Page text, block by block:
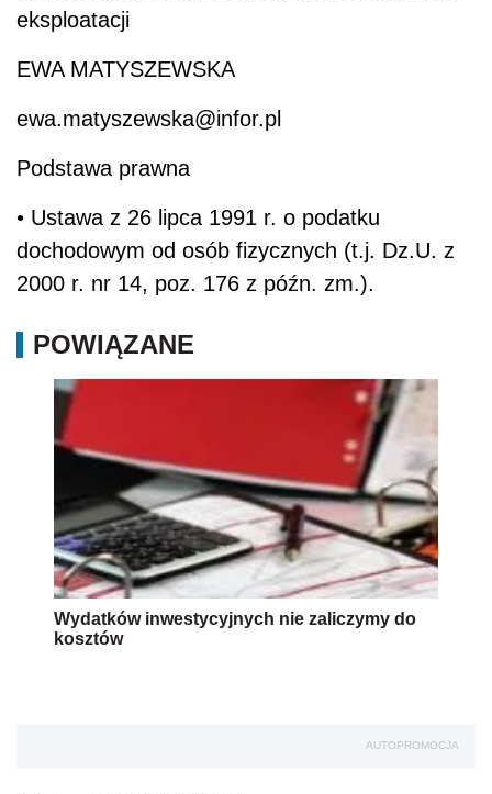
eksploatacji
EWA MATYSZEWSKA
ewa.matyszewska@infor.pl
Podstawa prawna
• Ustawa z 26 lipca 1991 r. o podatku
dochodowym od osób fizycznych (t.j. Dz.U. z
2000 r. nr 14, poz. 176 z późn. zm.).
POWIĄZANE
Wydatków inwestycyjnych nie zaliczymy do
kosztów
AUTOPROMOCJA